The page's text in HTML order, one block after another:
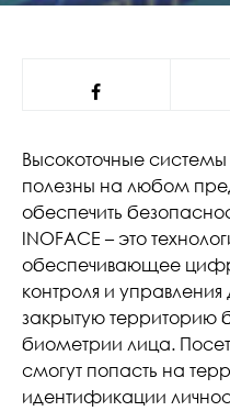
Высокоточные
полезны на любом
обеспечить
INOFACE – это
обеспечивающее
контроля и
закрытую территорию
биометрии лица.
смогут попасть на
идентификации